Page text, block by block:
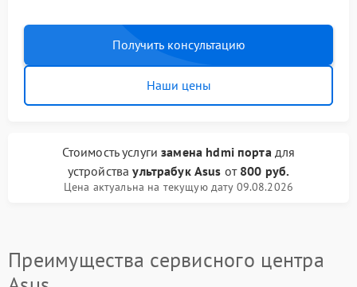
Получить консультацию
Наши цены
Стоимость услугизамена hdmi портадля
устройстваультрабук Asus от 800 руб.
Цена актуальна на текущую дату 09.08.2026
Преимущества сервисного центра